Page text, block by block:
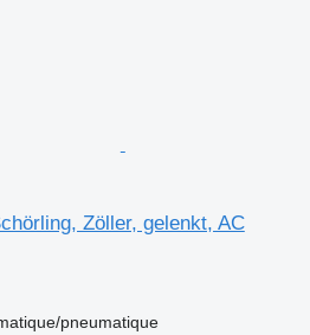
Zöller, gelenkt, AC
pneumatique